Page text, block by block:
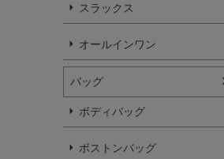
スラックス
オールインワン
バッグ
ボディバッグ
ボストンバッグ